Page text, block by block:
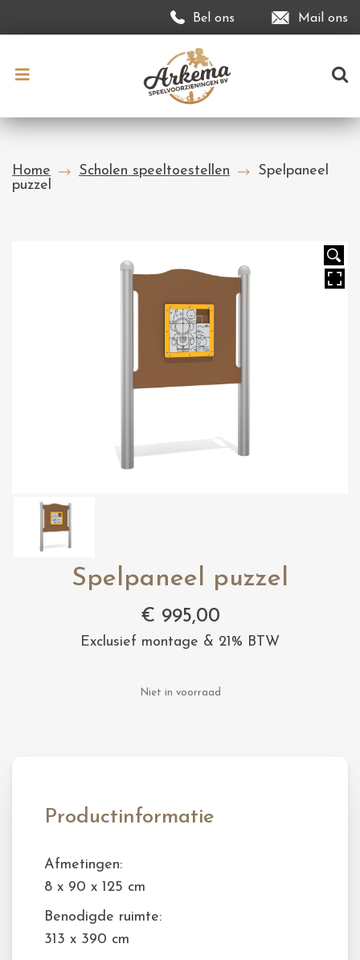
Bel ons Mail ons
Home Scholen speeltoestellen
Spelpaneel
puzzel
Spelpaneel puzzel
€ 995,00
Exclusief montage & 21% BTW
Niet in voorraad
Productinformatie
Afmetingen:
8 x 90 x 125 cm
Benodigde ruimte:
313 x 390 cm